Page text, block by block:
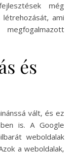
még
ami
és
vált, és ez
is. A Google
weboldalak
a weboldalak,